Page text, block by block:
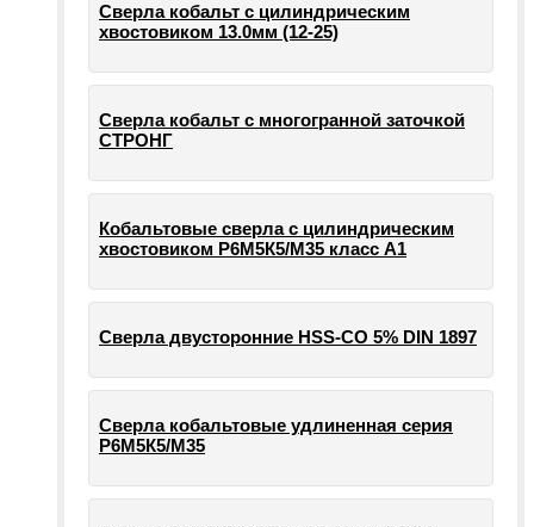
Сверла кобальт с цилиндрическим
хвостовиком 13.0мм (12-25)
Сверла кобальт с многогранной заточкой
СТРОНГ
Кобальтовые сверла с цилиндрическим
хвостовиком Р6М5К5/М35 класс А1
Сверла двусторонние HSS-CO 5% DIN 1897
Сверла кобальтовые удлиненная серия
Р6М5К5/М35